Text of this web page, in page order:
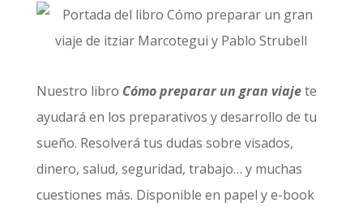
Nuestro libro Cómo preparar un gran viajete
ayudará en los preparativos y desarrollo de tu
sueño. Resolverá tus dudas sobre visados,
dinero, salud, seguridad, trabajo… y muchas
cuestiones más. Disponible en papel y e-book